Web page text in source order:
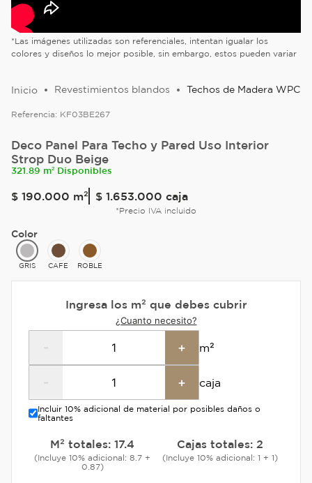
*Las imágenes utilizadas son referenciales, intentan igualar los
colores y diseños lo mejor posible, sin embargo, estos pueden variar
Revestimientos blandos Techos de Madera WPC
Referencia: KF03BE267
Deco Panel Para Techo y Pared Uso Interior
Strop Duo Beige
321.89 m² Disponibles
$ 190.000 m² $ 1.653.000 caja
*Precio IVA incluido
Color
GRIS CAFE ROBLE
Ingresa los m² que debes cubrir
¿Cuanto necesito?
- + m²
- + caja
Incluir 10% adicional de material por posibles daños o
faltantes
M² totales: 17.4
(Incluye 10% adicional: 8.7 +
0.87)
Cajas totales: 2
(Incluye 10% adicional: 1 + 1)